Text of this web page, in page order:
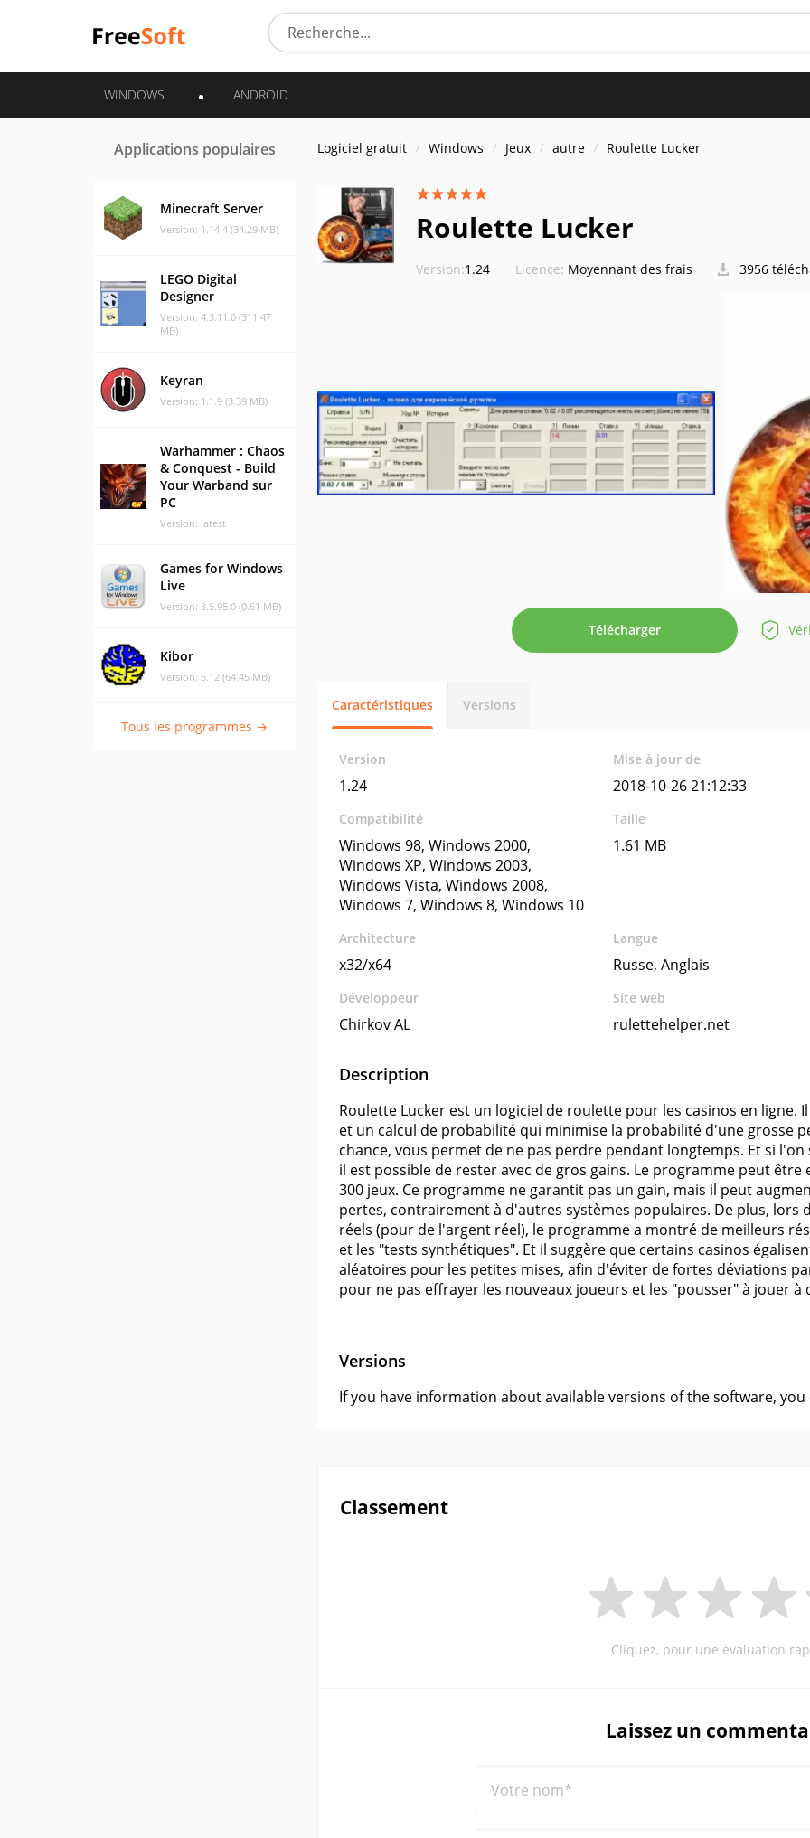
WINDOWS ANDROID
Applications populaires
Minecraft Server
Version: 1.14.4 (34.29 MB)
LEGO Digital
Designer
Version: 4.3.11.0 (311.47
MB)
Keyran
Version: 1.1.9 (3.39 MB)
Warhammer : Chaos
& Conquest - Build
Your Warband sur
PC
Version: latest
Games for Windows
Live
Version: 3.5.95.0 (0.61 MB)
Kibor
Version: 6.12 (64.45 MB)
Tous les programmes →
Logiciel gratuit Windows Jeux autre Roulette Lucker
Roulette Lucker
Version:1.24 Licence: Moyennant des frais 3956
Télécharger
Caractéristiques Versions
Version
1.24
Mise à jour de
2018-10-26 21:12:33
Compatibilité
Windows 98, Windows 2000,
Windows XP, Windows 2003,
Windows Vista, Windows 2008,
Windows 7, Windows 8, Windows 10
Taille
1.61 MB
Architecture
x32/x64
Langue
Russe, Anglais
Développeur
Chirkov AL
Site web
rulettehelper.net
Description
Roulette Lucker est un logiciel de roulette pour les casinos en
et un calcul de probabilité qui minimise la probabilité d'une grosse
chance, vous permet de ne pas perdre pendant longtemps. Et si
il est possible de rester avec de gros gains. Le programme peut
300 jeux. Ce programme ne garantit pas un gain, mais il peut
pertes, contrairement à d'autres systèmes populaires. De plus, lors
réels (pour de l'argent réel), le programme a montré de meilleurs
et les "tests synthétiques". Et il suggère que certains casinos
aléatoires pour les petites mises, afin d'éviter de fortes déviations
pour ne pas effrayer les nouveaux joueurs et les "pousser" à jouer à
Versions
If you have information about available versions of the software, you
Classement
Cliquez, pour une évaluation
Laissez un
Votre nom*